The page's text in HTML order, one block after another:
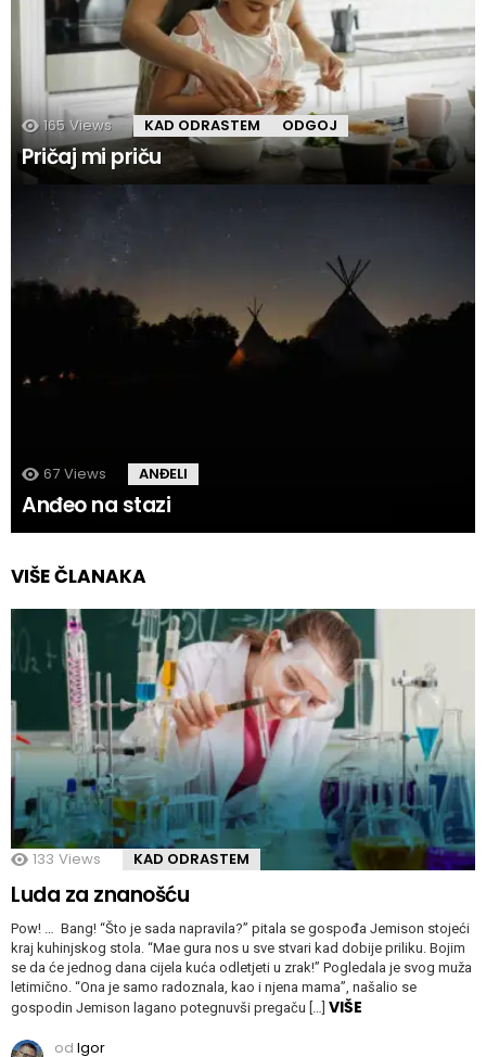
165 Views KAD ODRASTEM ODGOJ
Pričaj mi priču
67 Views ANĐELI
Anđeo na stazi
VIŠE ČLANAKA
133 Views KAD ODRASTEM
Luda za znanošću
Pow! … Bang! “Što je sada napravila?” pitala se gospođa Jemison stojeći
kraj kuhinjskog stola. “Mae gura nos u sve stvari kad dobije priliku. Bojim
se da će jednog dana cijela kuća odletjeti u zrak!” Pogledala je svog muža
letimično. “Ona je samo radoznala, kao i njena mama”, našalio se
gospodin Jemison lagano potegnuvši pregaču […] VIŠE
od Igor